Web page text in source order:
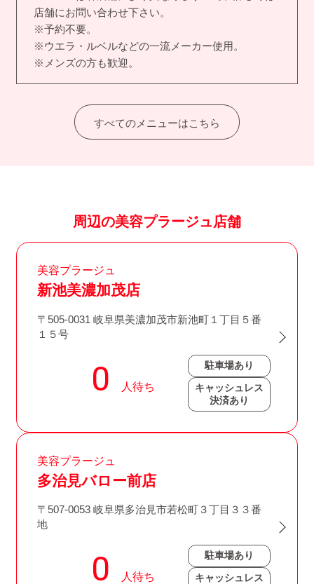
店舗にお問い合わせ下さい。
※予約不要。
※ウエラ・ルベルなどの一流メーカー使用。
※メンズの方も歓迎。
すべてのメニューはこちら
周辺の美容プラージュ店舗
美容プラージュ
新池美濃加茂店
〒505-0031 岐阜県美濃加茂市新池町１丁目５番
１５号
駐車場あり
キャッシュレス
決済あり
美容プラージュ
多治見バロー前店
〒507-0053 岐阜県多治見市若松町３丁目３３番
地
駐車場あり
キャッシュレス